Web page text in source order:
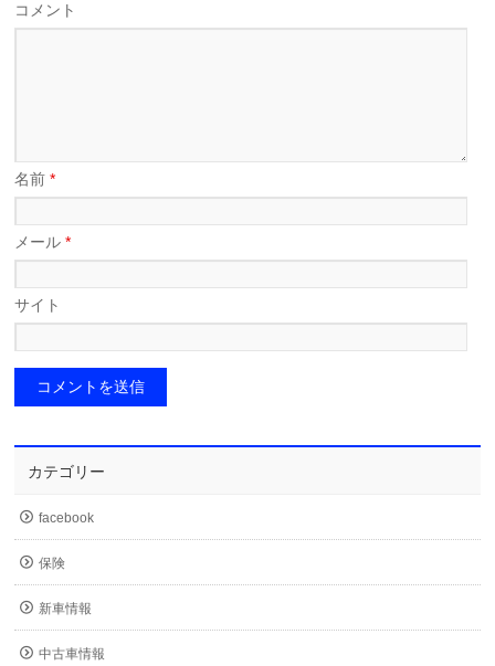
コメント
名前*
メール*
サイト
カテゴリー
facebook
保険
新車情報
中古車情報